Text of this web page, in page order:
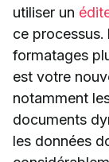
utiliser un
ce processus.
formatages
est votre
notamment
documents
les données